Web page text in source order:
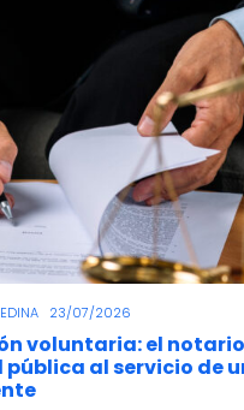
23/07/2026
voluntaria: el
al servicio de